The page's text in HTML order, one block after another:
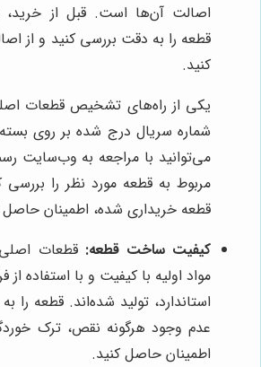
اصالت آن‌ها است. قبل از
قطعه را به دقت بررسی کنید و از
کنید.
یکی از راه‌های تشخیص قطعات
شماره سریال درج شده بر روی
می‌توانید با مراجعه به وب‌سایت
مربوط به قطعه مورد نظر را بررسی
قطعه خریداری شده، اطمینان حاصل
کیفیت ساخت قطعه: قطعات اصلی
مواد اولیه با کیفیت و با استفاده از
استاندارد، تولید شده‌اند. قطعه را
عدم وجود هرگونه نقص، ترک
اطمینان حاصل کنید.